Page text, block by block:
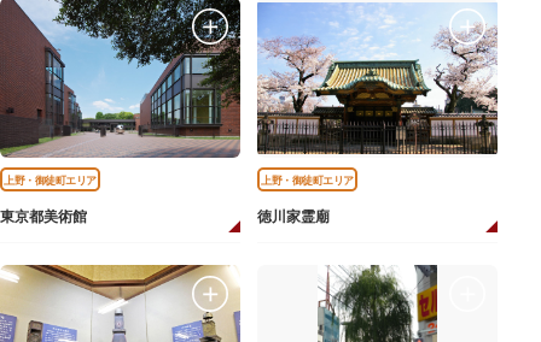
上野・御徒町エリア
東京都美術館
上野・御徒町エリア
徳川家霊廟